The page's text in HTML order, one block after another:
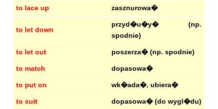
to lace up zasznurowa�
to let down
przyd�u�y� (np.
spodnie)
to let out poszerza� (np. spodnie)
to match dopasowa�
to put on wk�ada�, ubiera�
to suit dopasowa� (do wygl�du)